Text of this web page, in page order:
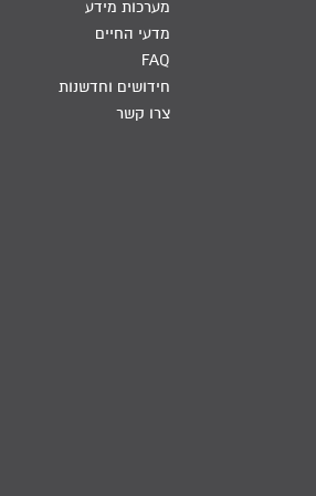
מערכות מידע
מדעי החיים
FAQ
חידושים וחדשנות
צרו קשר